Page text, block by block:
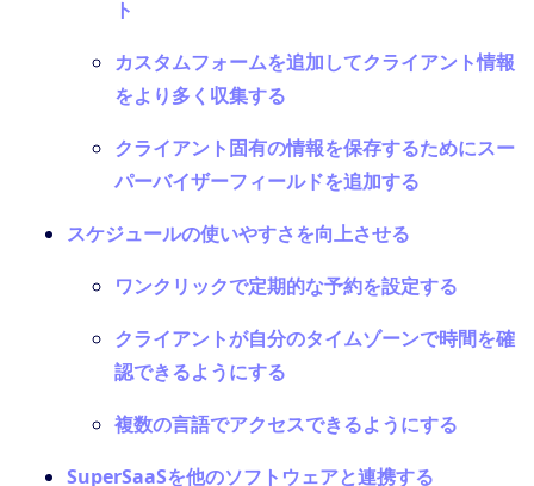
ト
カスタムフォームを追加してクライアント情報
をより多く収集する
クライアント固有の情報を保存するためにスー
パーバイザーフィールドを追加する
スケジュールの使いやすさを向上させる
ワンクリックで定期的な予約を設定する
クライアントが自分のタイムゾーンで時間を確
認できるようにする
複数の言語でアクセスできるようにする
SuperSaaSを他のソフトウェアと連携する